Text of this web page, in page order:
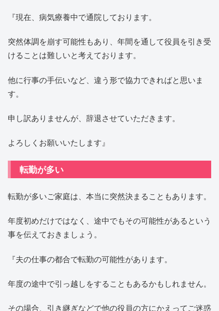
『現在、病気療養中で通院しております。
突然体調を崩す可能性もあり、年間を通して役員を引き受
けることは難しいと考えております。
他に行事の手伝いなど、違う形で協力できればと思いま
す。
申し訳ありませんが、辞退させていただきます。
よろしくお願いいたします』
転勤が多い
転勤が多いご家庭は、本当に突然決まることもあります。
年度初めだけではなく、途中でもその可能性があるという
事を伝えておきましょう。
『夫の仕事の都合で転勤の可能性があります。
年度の途中で引っ越しをすることもあるかもしれません。
その場合、引き継ぎなどで他の役員の方にかえってご迷惑